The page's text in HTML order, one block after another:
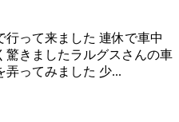
って来ました 連休で車中
驚きましたラルグスさんの車
弄ってみました 少...